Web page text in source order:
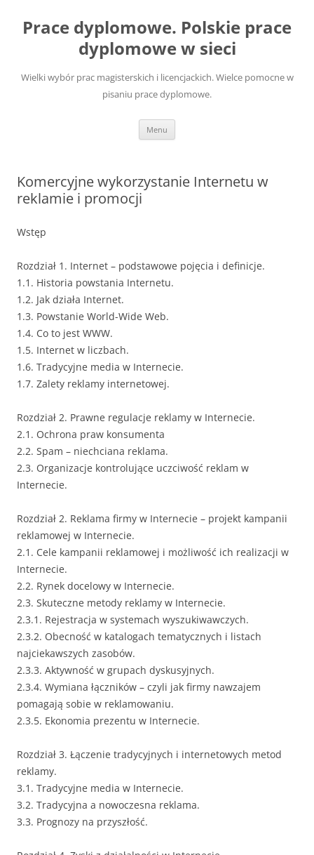
treści
Prace dyplomowe. Polskie prace
dyplomowe w sieci
Wielki wybór prac magisterskich i licencjackich. Wielce pomocne w
pisaniu prace dyplomowe.
Menu
Komercyjne wykorzystanie Internetu w
reklamie i promocji
Wstęp
Rozdział 1. Internet – podstawowe pojęcia i definicje.
1.1. Historia powstania Internetu.
1.2. Jak działa Internet.
1.3. Powstanie World-Wide Web.
1.4. Co to jest WWW.
1.5. Internet w liczbach.
1.6. Tradycyjne media w Internecie.
1.7. Zalety reklamy internetowej.
Rozdział 2. Prawne regulacje reklamy w Internecie.
2.1. Ochrona praw konsumenta
2.2. Spam – niechciana reklama.
2.3. Organizacje kontrolujące uczciwość reklam w
Internecie.
Rozdział 2. Reklama firmy w Internecie – projekt kampanii
reklamowej w Internecie.
2.1. Cele kampanii reklamowej i możliwość ich realizacji w
Internecie.
2.2. Rynek docelowy w Internecie.
2.3. Skuteczne metody reklamy w Internecie.
2.3.1. Rejestracja w systemach wyszukiwawczych.
2.3.2. Obecność w katalogach tematycznych i listach
najciekawszych zasobów.
2.3.3. Aktywność w grupach dyskusyjnych.
2.3.4. Wymiana łączników – czyli jak firmy nawzajem
pomagają sobie w reklamowaniu.
2.3.5. Ekonomia prezentu w Internecie.
Rozdział 3. Łączenie tradycyjnych i internetowych metod
reklamy.
3.1. Tradycyjne media w Internecie.
3.2. Tradycyjna a nowoczesna reklama.
3.3. Prognozy na przyszłość.